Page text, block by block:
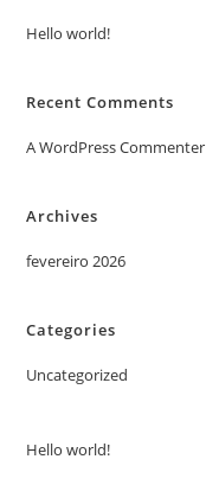
Hello world!
Recent Comments
A WordPress Commenter
Archives
fevereiro 2026
Categories
Uncategorized
Hello world!